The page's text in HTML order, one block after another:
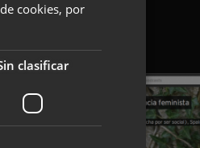
con poemas
cookies, por
clasificar